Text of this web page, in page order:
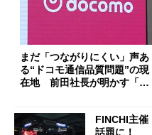
まだ「つながりにくい」声あ
る“ドコモ通信品質問題”の現
在地 前田社長が明かす「道
FINCHI主催
話題に！